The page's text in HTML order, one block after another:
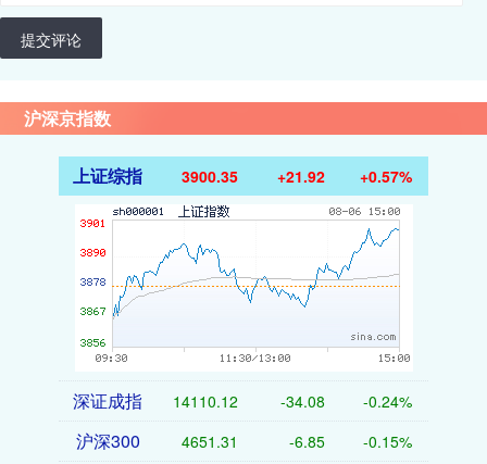
提交评论
沪深京指数
上证综指 3900.35 +21.92 +0.57%
深证成指 14110.12 -34.08 -0.24%
沪深300 4651.31 -6.85 -0.15%